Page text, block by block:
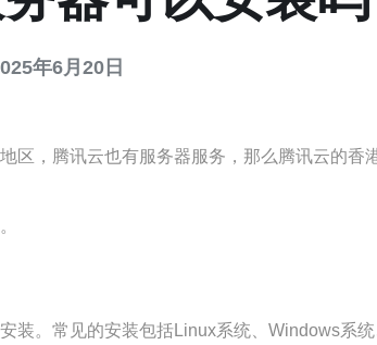
年6月20日
，腾讯云也有服务器服务，那么腾讯云的香
。常见的安装包括Linux系统、Windows系统